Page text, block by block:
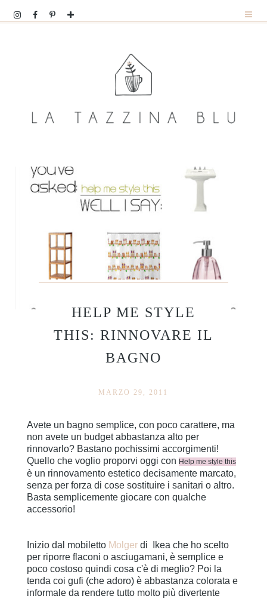
HELP ME STYLE
THIS: RINNOVARE IL
BAGNO
MARZO 29, 2011
Avete un bagno semplice, con poco carattere, ma
non avete un budget abbastanza alto per
rinnovarlo? Bastano pochissimi accorgimenti!
Quello che voglio proporvi oggi con Help me style this
è un rinnovamento estetico decisamente marcato,
senza per forza di cose sostituire i sanitari o altro.
Basta semplicemente giocare con qualche
accessorio!
Inizio dal mobiletto Molger di Ikea che ho scelto
per riporre flaconi o asciugamani, è semplice e
poco costoso quindi cosa c'è di meglio? Poi la
tenda coi gufi (che adoro) è abbastanza colorata e
informale da rendere tutto molto più divertente